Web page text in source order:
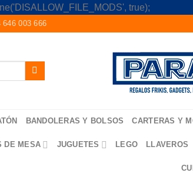
true);
646 003 666
BANDOLERAS Y BOLSOS CARTERAS Y
DE MESA JUGUETES LEGO LLAVEROS